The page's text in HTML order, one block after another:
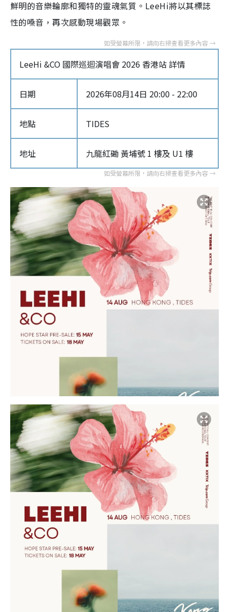
鮮明的音樂輪廓和獨特的靈魂氣質。LeeHi將以其標誌
性的嗓音，再次感動現場觀眾。
LeeHi &CO 國際巡迴演唱會 2026 香港站 詳情
日期 2026年08月14日 20:00 - 22:00
地點 TIDES
地址 九龍紅磡 黃埔號 1 樓及 U1 樓